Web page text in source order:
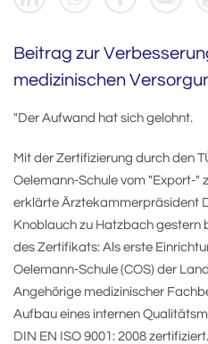
Beitrag zur
medizinischen
"Der Aufwand hat sich gelohnt.
Mit der Zertifizierung durch den
Oelemann-Schule vom "Export-"
erklärte Ärztekammerpräsident
Knoblauch zu Hatzbach gestern
des Zertifikats: Als erste
Oelemann-Schule (COS) der
Angehörige medizinischer
Aufbau eines internen
DIN EN ISO 9001: 2008